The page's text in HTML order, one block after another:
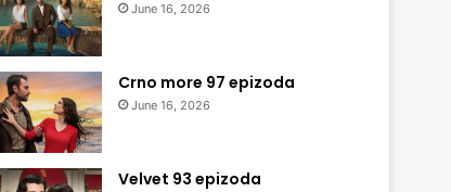
June 16, 2026
Crno more 97 epizoda
June 16, 2026
Velvet 93 epizoda